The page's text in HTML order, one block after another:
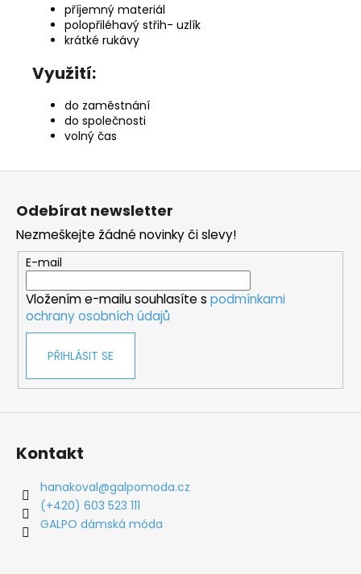
příjemný materiál
polopřiléhavý střih- uzlík
krátké rukávy
Využití:
do zaměstnání
do společnosti
volný čas
Z
Odebírat newsletter
Nezmeškejte žádné novinky či slevy!
E-mail
Vložením e-mailu souhlasíte s podmínkami
ochrany osobních údajů
PŘIHLÁSIT SE
Kontakt
hanakoval@galpomoda.cz
(+420) 603 523 111
GALPO dámská móda